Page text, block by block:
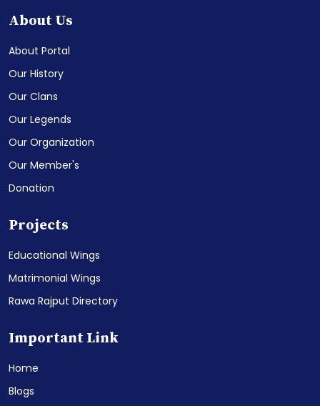
About Us
About Portal
Our History
Our Clans
Our Legends
Our Organization
Our Member's
Donation
Projects
Educational Wings
Matrimonial Wings
Rawa Rajput Directory
Important Link
Home
Blogs